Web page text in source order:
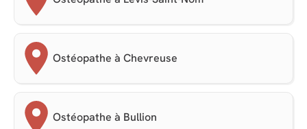
Ostéopathe à Chevreuse
Ostéopathe à Bullion